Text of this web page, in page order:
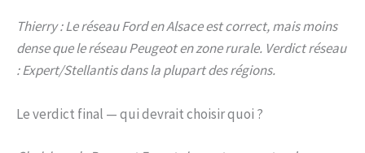
Thierry : Le réseau Ford en Alsace est correct, mais moins
dense que le réseau Peugeot en zone rurale. Verdict réseau
: Expert/Stellantis dans la plupart des régions.
Le verdict final — qui devrait choisir quoi ?